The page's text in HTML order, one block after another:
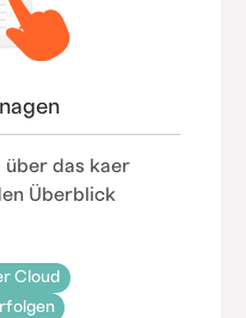
über das kaer
Überblick
Cloud